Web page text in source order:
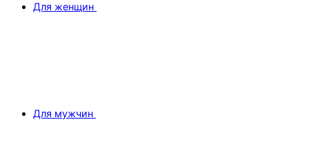
Для женщин
Для мужчин